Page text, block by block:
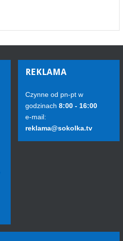
REKLAMA
Czynne od pn-pt w
godzinach 8:00 - 16:00
e-mail:
reklama@sokolka.tv